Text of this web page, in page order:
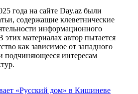
года на сайте Day.az были
содержащие клеветнические
информационного
этих материалах автор пытается
как зависимое от западного
подчиняющееся интересам